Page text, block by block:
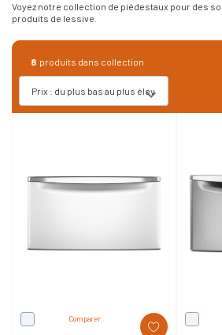
Voyez notre collection de piédestaux pour des
produits de lessive.
8 produits dans collection
Comparer